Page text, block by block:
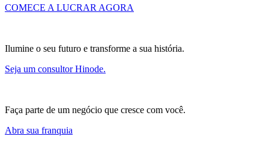
COMECE A LUCRAR AGORA
Ilumine o seu futuro e transforme a sua história.
Seja um consultor Hinode.
Faça parte de um negócio que cresce com você.
Abra sua franquia